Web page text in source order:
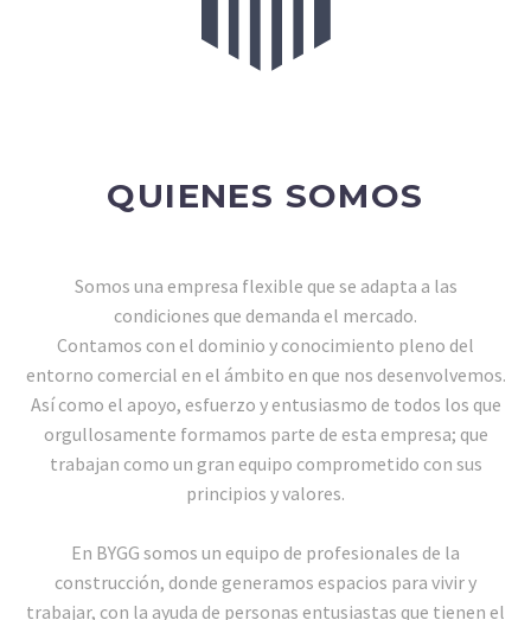
QUIENES SOMOS
Somos una empresa flexible que se adapta a las
condiciones que demanda el mercado.
Contamos con el dominio y conocimiento pleno del
entorno comercial en el ámbito en que nos desenvolvemos.
Así como el apoyo, esfuerzo y entusiasmo de todos los que
orgullosamente formamos parte de esta empresa; que
trabajan como un gran equipo comprometido con sus
principios y valores.
En BYGG somos un equipo de profesionales de la
construcción, donde generamos espacios para vivir y
trabajar, con la ayuda de personas entusiastas que tienen el